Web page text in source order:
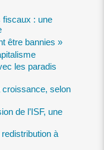
fiscaux : une
être bannies »
les paradis
croissance, selon
de l’ISF, une
à